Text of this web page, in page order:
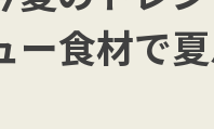
食材で